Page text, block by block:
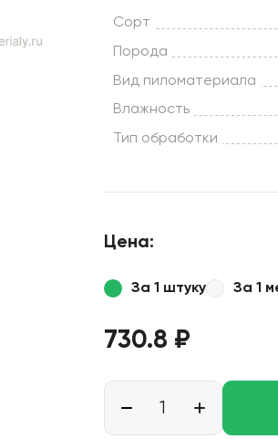
Сорт
Порода
Вид пиломатериала
Влажность
Тип обработки
Цена:
За 1 штуку За 1
730.8 ₽